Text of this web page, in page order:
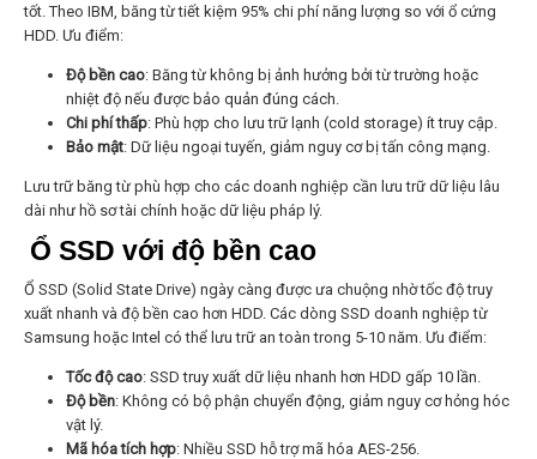
tốt. Theo IBM, băng từ tiết kiệm 95% chi phí năng lượng so với ổ cứng
HDD. Ưu điểm:
Độ bền cao: Băng từ không bị ảnh hưởng bởi từ trường hoặc
nhiệt độ nếu được bảo quản đúng cách.
Chi phí thấp: Phù hợp cho lưu trữ lạnh (cold storage) ít truy cập.
Bảo mật: Dữ liệu ngoại tuyến, giảm nguy cơ bị tấn công mạng.
Lưu trữ băng từ phù hợp cho các doanh nghiệp cần lưu trữ dữ liệu lâu
dài như hồ sơ tài chính hoặc dữ liệu pháp lý.
Ổ SSD với độ bền cao
Ổ SSD (Solid State Drive) ngày càng được ưa chuộng nhờ tốc độ truy
xuất nhanh và độ bền cao hơn HDD. Các dòng SSD doanh nghiệp từ
Samsung hoặc Intel có thể lưu trữ an toàn trong 5-10 năm. Ưu điểm:
Tốc độ cao: SSD truy xuất dữ liệu nhanh hơn HDD gấp 10 lần.
Độ bền: Không có bộ phận chuyển động, giảm nguy cơ hỏng hóc
vật lý.
Mã hóa tích hợp: Nhiều SSD hỗ trợ mã hóa AES-256.